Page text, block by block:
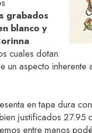
grabados
blanco y
cuales dotan
un aspecto
en tapa dura
justificados 27.95
entre manos